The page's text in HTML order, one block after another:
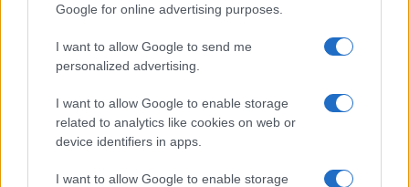
Google for online advertising purposes.
I want to allow Google to send me
personalized advertising.
I want to allow Google to enable storage
related to analytics like cookies on web or
device identifiers in apps.
I want to allow Google to enable storage
Incipit dei film
Film più cercati
Frasi sul cinema
SERVIZI
Mappa del sito
Cookie Policy